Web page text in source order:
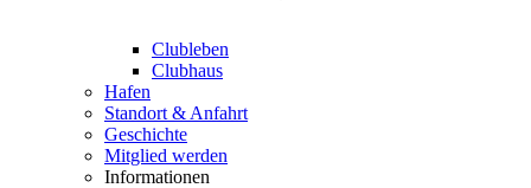
Clubleben
Clubhaus
Hafen
Standort & Anfahrt
Geschichte
Mitglied werden
Informationen